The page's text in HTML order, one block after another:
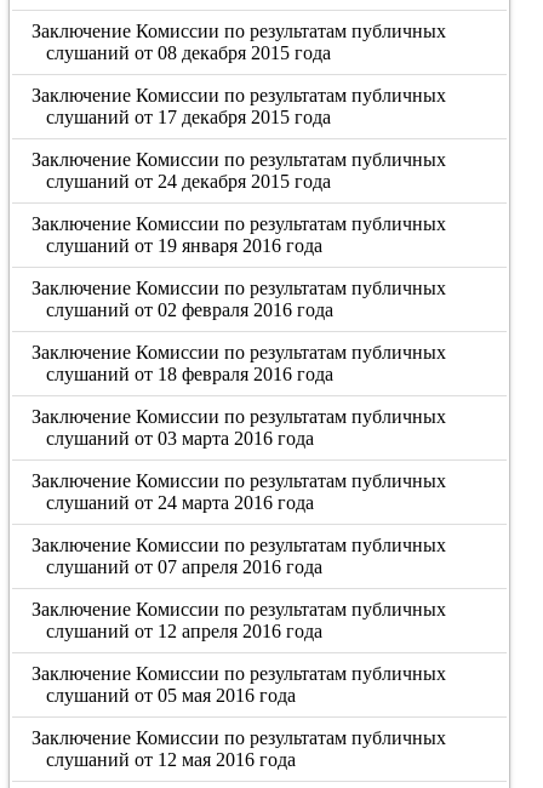
Заключение Комиссии по результатам публичных
слушаний от 08 декабря 2015 года
Заключение Комиссии по результатам публичных
слушаний от 17 декабря 2015 года
Заключение Комиссии по результатам публичных
слушаний от 24 декабря 2015 года
Заключение Комиссии по результатам публичных
слушаний от 19 января 2016 года
Заключение Комиссии по результатам публичных
слушаний от 02 февраля 2016 года
Заключение Комиссии по результатам публичных
слушаний от 18 февраля 2016 года
Заключение Комиссии по результатам публичных
слушаний от 03 марта 2016 года
Заключение Комиссии по результатам публичных
слушаний от 24 марта 2016 года
Заключение Комиссии по результатам публичных
слушаний от 07 апреля 2016 года
Заключение Комиссии по результатам публичных
слушаний от 12 апреля 2016 года
Заключение Комиссии по результатам публичных
слушаний от 05 мая 2016 года
Заключение Комиссии по результатам публичных
слушаний от 12 мая 2016 года